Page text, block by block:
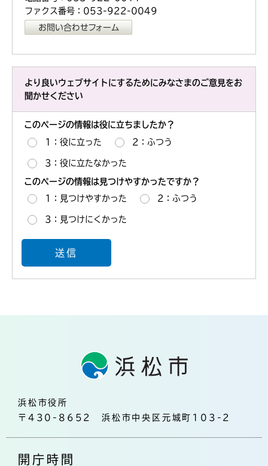
ファクス番号：053-922-0049
より良いウェブサイトにするためにみなさまのご意見をお
聞かせください
このページの情報は役に立ちましたか？
1：役に立った 2：ふつう
3：役に立たなかった
このページの情報は見つけやすかったですか？
1：見つけやすかった 2：ふつう
3：見つけにくかった
浜松市役所
〒430-8652 浜松市中央区元城町103-2
開庁時間